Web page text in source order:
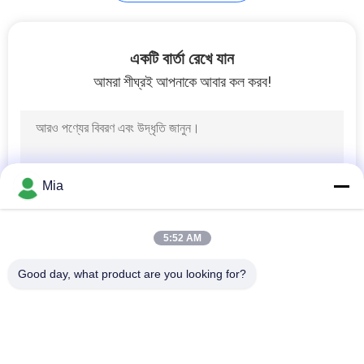
গোপনীয়তা
নীতি
টিন মুক্ত ইস্পাত
একটি বার্তা রেখে যান
আমরা শীঘ্রই আপনাকে আবার কল করব!
Mia
5:52 AM
Good day, what product are you looking for?